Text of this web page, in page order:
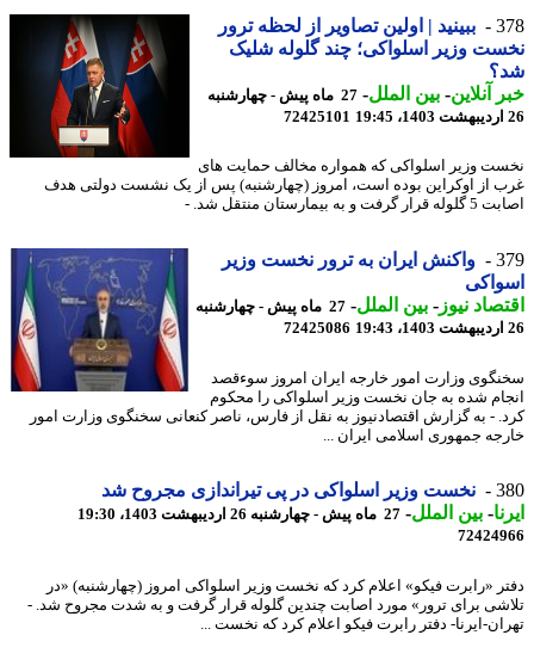
ببینید | اولین تصاویر از لحظه ترور
وزیر اسلواکی؛ چند گلوله شلیک
آنلاین-بین الملل-
27 ماه پیش - چهارشنبه
72425101
وزیر اسلواکی که همواره مخالف حمایت های
از اوکراین بوده است، امروز (چهارشنبه) پس از یک نشست دولتی هدف
و به بیمارستان منتقل شد. -
واکنش ایران به ترور نخست وزیر
نیوز-بین الملل-
27 ماه پیش - چهارشنبه
72425086
وزارت امور خارجه ایران امروز سوءقصد
شده به جان نخست وزیر اسلواکی را محکوم
- به گزارش اقتصادنیوز به نقل از فارس، ناصر کنعانی سخنگوی وزارت امور
جمهوری اسلامی ایران ...
نخست وزیر اسلواکی در پی تیراندازی مجروح شد
-بین الملل-27 ماه پیش - چهارشنبه 26 اردیبهشت 1403، 19:30
«رابرت فیکو» اعلام کرد که نخست وزیر اسلواکی امروز (چهارشنبه) «در
برای ترور» مورد اصابت چندین گلوله قرار گرفت و به شدت مجروح شد. -
ایرنا- دفتر رابرت فیکو اعلام کرد که نخست ...